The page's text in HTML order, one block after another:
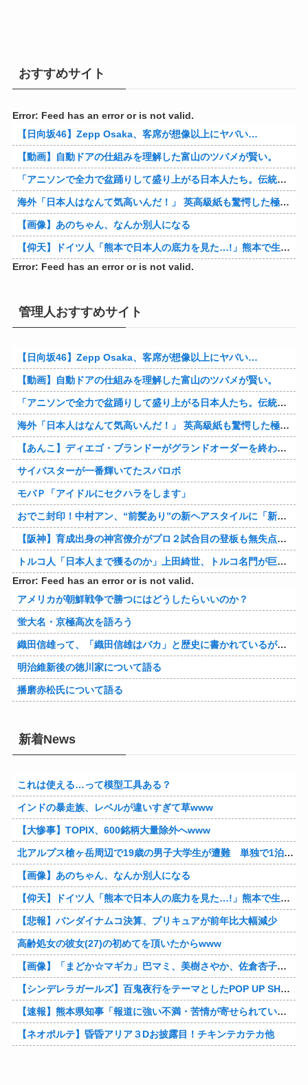
おすすめサイト
Error: Feed has an error or is not valid.
【日向坂46】Zepp Osaka、客席が想像以上にヤバい…
【動画】自動ドアの仕組みを理解した富山のツバメが賢い。
「アニソンで全力で盆踊りして盛り上がる日本人たち。伝統もオタクもこの熱量、素晴らしい」→女さんブチギレ「これを見て『日本の品格が落ちた』と思いま…
海外「日本人はなんて気高いんだ！」 英高級紙も驚愕した極限の中の日本人の姿に世界が衝撃
【画像】あのちゃん、なんか別人になる
【仰天】ドイツ人「熊本で日本人の底力を見た…!」熊本で生まれて初めて震度7の大地震を経験したドイツ人。直後、日本人たちの行動に衝撃を受けてしまう…
Error: Feed has an error or is not valid.
管理人おすすめサイト
【日向坂46】Zepp Osaka、客席が想像以上にヤバい…
【動画】自動ドアの仕組みを理解した富山のツバメが賢い。
「アニソンで全力で盆踊りして盛り上がる日本人たち。伝統もオタクもこの熱量、素晴らしい」→女さんブチギレ「これを見て『日本の品格が落ちた』と思いま…
海外「日本人はなんて気高いんだ！」 英高級紙も驚愕した極限の中の日本人の姿に世界が衝撃
【あんこ】ディエゴ・ブランドーがグランドオーダーを終わらせるようです【FGO二部】 第１６６話
サイバスターが一番輝いてたスパロボ
モバＰ「アイドルにセクハラをします」
おでこ封印！中村アン、“前髪あり”の新ヘアスタイルに「新鮮でたまらん」の声【画像】
【阪神】育成出身の神宮僚介がプロ２試合目の登板も無失点 ボスラーを三振に ピンチで抑えた
トルコ人「日本人まで獲るのか」上田綺世、トルコ名門が巨額の正式オファー！現地サポが騒然！【海外の反応】
Error: Feed has an error or is not valid.
アメリカが朝鮮戦争で勝つにはどうしたらいいのか？
蛍大名・京極高次を語ろう
織田信雄って、「織田信雄はバカ」と歴史に書かれているが今まで家が残っているんでバカではないよな？
明治維新後の徳川家について語る
播磨赤松氏について語る
新着News
これは使える…って模型工具ある？
インドの暴走族、レベルが違いすぎて草www
【大惨事】TOPIX、600銘柄大量除外へwww
北アルプス槍ヶ岳周辺で19歳の男子大学生が遭難 単独で1泊2日の予定で入山も連絡取れず 警察が9日以降捜索予定
【画像】あのちゃん、なんか別人になる
【仰天】ドイツ人「熊本で日本人の底力を見た…!」熊本で生まれて初めて震度7の大地震を経験したドイツ人。直後、日本人たちの行動に衝撃を受けてしまう…
【悲報】バンダイナムコ決算、プリキュアが前年比大幅減少
高齢処女の彼女(27)の初めてを頂いたからwww
【画像】「まどか☆マギカ」巴マミ、美樹さやか、佐倉杏子エロすぎ放課後えんこーハメ撮りどぴゅどぴゅエチエチが最高すぎる❣
【シンデレラガールズ】百鬼夜行をテーマとしたPOP UP SHOPが東京・大阪にて開催
【速報】熊本県知事「報道に強い不満・苦情が寄せられている」→TBSの報道特集がまさにそれな件他
【ネオポルテ】昏昏アリア３Dお披露目！チキンテカテカ他